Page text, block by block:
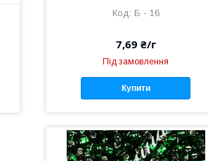
Б - 16
7,69 ₴/г
Під замовлення
Купити